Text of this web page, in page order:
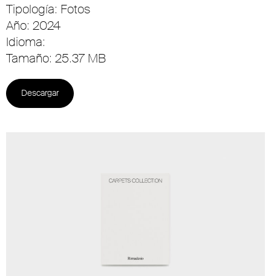
Tipología: Fotos
Año: 2024
Idioma:
Tamaño: 25.37 MB
Descargar